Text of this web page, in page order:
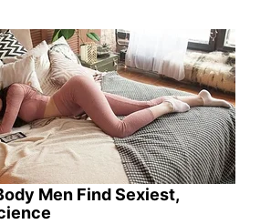
Men Find Sexiest,